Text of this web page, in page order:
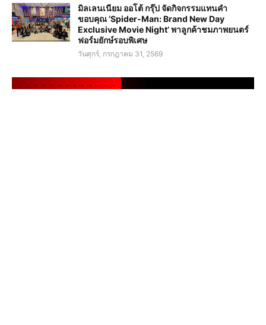
มิลเลนเนียม ออโต้ กรุ๊ป จัดกิจกรรมแทนคำ
ขอบคุณ ‘Spider-Man: Brand New Day
Exclusive Movie Night’ พาลูกค้าชมภาพยนตร์
ฟอร์มยักษ์รอบพิเศษ
วันศุกร์, กรกฎาคม 31, 2569
. . . . . . . . . . . . . .